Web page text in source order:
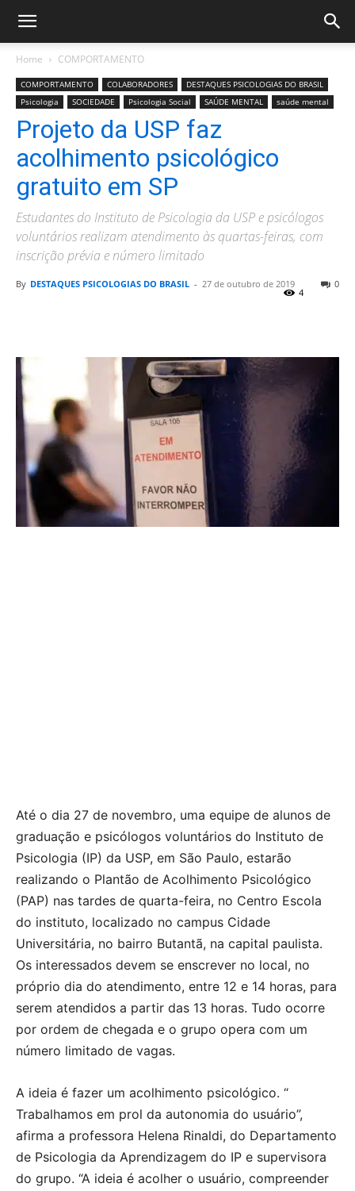
Home COMPORTAMENTO
COMPORTAMENTO COLABORADORES
DESTAQUES PSICOLOGIAS DO BRASIL
Psicologia
SOCIEDADE Psicologia Social SAÚDE MENTAL saúde mental
Projeto da USP faz
acolhimento psicológico
gratuito em SP
Estudantes do Instituto de Psicologia da USP e psicólogos
voluntários realizam atendimento às quartas-feiras, com
inscrição prévia e número limitado
By DESTAQUES PSICOLOGIAS DO BRASIL - 27 de outubro de 2019 0
4
Até o dia 27 de novembro, uma equipe de alunos de
graduação e psicólogos voluntários do Instituto de
Psicologia (IP) da USP, em São Paulo, estarão
realizando o Plantão de Acolhimento Psicológico
(PAP) nas tardes de quarta-feira, no Centro Escola
do instituto, localizado no campus Cidade
Universitária, no bairro Butantã, na capital paulista.
Os interessados devem se enscrever no local, no
próprio dia do atendimento, entre 12 e 14 horas, para
serem atendidos a partir das 13 horas. Tudo ocorre
por ordem de chegada e o grupo opera com um
número limitado de vagas.
A ideia é fazer um acolhimento psicológico. “
Trabalhamos em prol da autonomia do usuário”,
afirma a professora Helena Rinaldi, do Departamento
de Psicologia da Aprendizagem do IP e supervisora
do grupo. “A ideia é acolher o usuário, compreender